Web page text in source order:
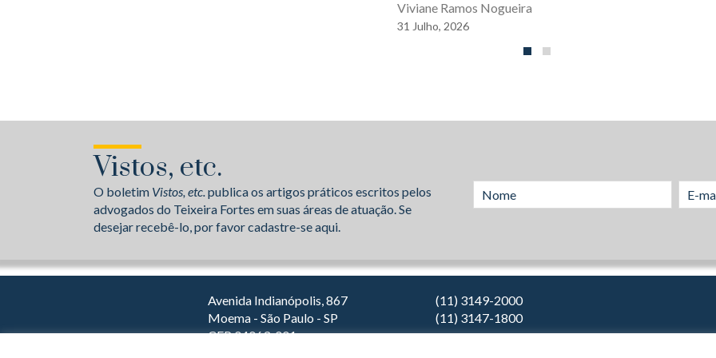
Viviane Ramos Nogueira
31 Julho, 2026
Vistos, etc.
O boletim Vistos, etc.publica os artigos práticos escritos pelos
advogados do Teixeira Fortes em suas áreas de atuação. Se
desejar recebê-lo, por favor cadastre-se aqui.
Avenida Indianópolis, 867
Moema - São Paulo - SP
CEP 04063-001
(11) 3149-2000
(11) 3147-1800